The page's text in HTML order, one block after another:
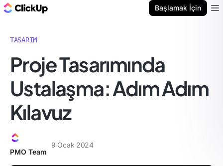
Başlamak İçin
TASARIM
Proje Tasarımında
Ustalaşma: Adım Adım
Kılavuz
PMO Team
9 Ocak 2024